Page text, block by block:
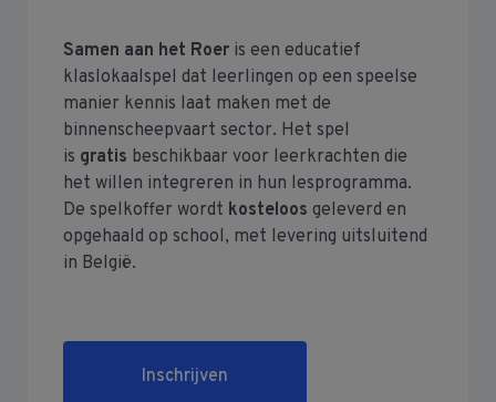
Samen aan het Roer is een educatief
klaslokaalspel dat leerlingen op een speelse
manier kennis laat maken met de
binnenscheepvaart sector. Het spel
is gratis beschikbaar voor leerkrachten die
het willen integreren in hun lesprogramma.
De spelkoffer wordt kosteloos geleverd en
opgehaald op school, met levering uitsluitend
in België.
Inschrijven